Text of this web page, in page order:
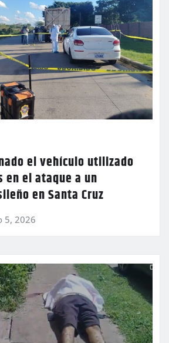
el vehículo utilizado
el ataque a un
en Santa Cruz
5, 2026